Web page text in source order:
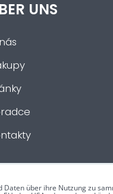
UNS
über ihre Nutzung zu